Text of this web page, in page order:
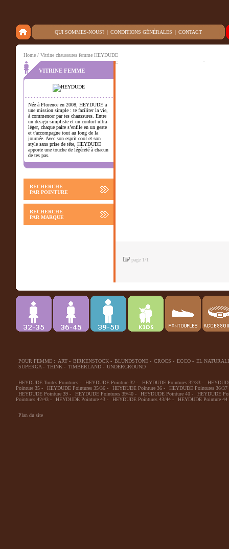
QUI SOMMES-NOUS? | CONDITIONS GÉNÉRALES | CONTACT
Home / Vitrine chaussures femme HEYDUDE
VITRINE FEMME
Née à Florence en 2008, HEYDUDE a
une mission simple : te faciliter la vie,
à commencer par tes chaussures. Entre
un design simpliste et un confort ultra-
léger, chaque paire s’enfile en un geste
et t'accompagne tout au long de la
journée. Avec son esprit cool et son
style sans prise de tête, HEYDUDE
apporte une touche de légèreté à chacun
de tes pas.
RECHERCHE
PAR POINTURE
RECHERCHE
PAR MARQUE
page 1/1
POUR FEMME : ART - BIRKENSTOCK - BLUNDSTONE - CROCS - ECCO - EL
SUPERGA - THINK - TIMBERLAND - UNDERGROUND
HEYDUDE Toutes Pointures - HEYDUDE Pointure 32 - HEYDUDE Pointures 32/33 -
Pointure 35 - HEYDUDE Pointures 35/36 - HEYDUDE Pointure 36 - HEYDUDE Pointures 36/37
HEYDUDE Pointure 39 - HEYDUDE Pointures 39/40 - HEYDUDE Pointure 40 -
HEYDUDE
Pointures 42/43 - HEYDUDE Pointure 43 - HEYDUDE Pointures 43/44 - HEYDUDE Pointure 44
Plan du site